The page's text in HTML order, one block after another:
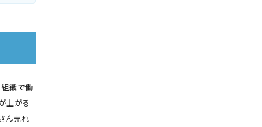
織で働
上がる
ん売れ